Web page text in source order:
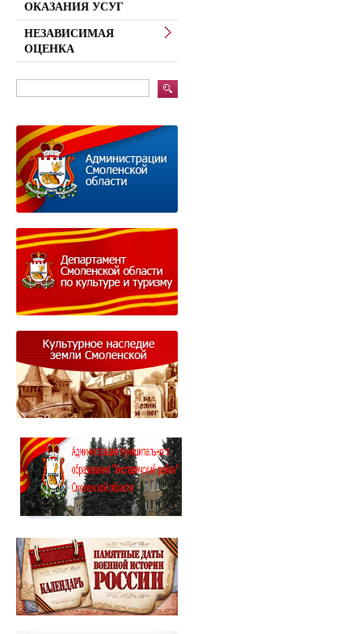
ОКАЗАНИЯ УСУГ
НЕЗАВИСИМАЯ
ОЦЕНКА